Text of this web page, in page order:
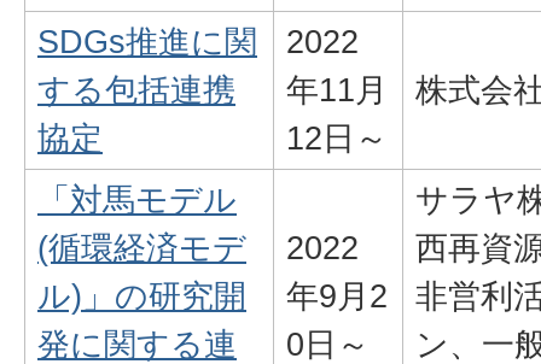
SDGs推進に関
する包括連携
協定
2022
年11月
12日～
株式会
「対馬モデル
(循環経済モデ
ル)」の研究開
発に関する連
2022
年9月2
0日～
サラヤ
西再資
非営利
ン、一